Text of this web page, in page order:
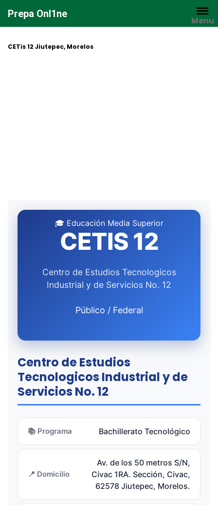
contenido
Prepa Onl1ne
Menu
CETis 12 Jiutepec, Morelos
🎓 Educación Media Superior
CETIS 12
Centro de Estudios Tecnologicos
Industrial y de Servicios No. 12
Público / Federal
Centro de Estudios
Tecnologicos Industrial y de
Servicios No. 12
📚 Programa Bachillerato Tecnológico
📍 Domicilio
Av. de los 50 metros S/N,
Civac 1RA. Sección, Civac,
62578 Jiutepec, Morelos.